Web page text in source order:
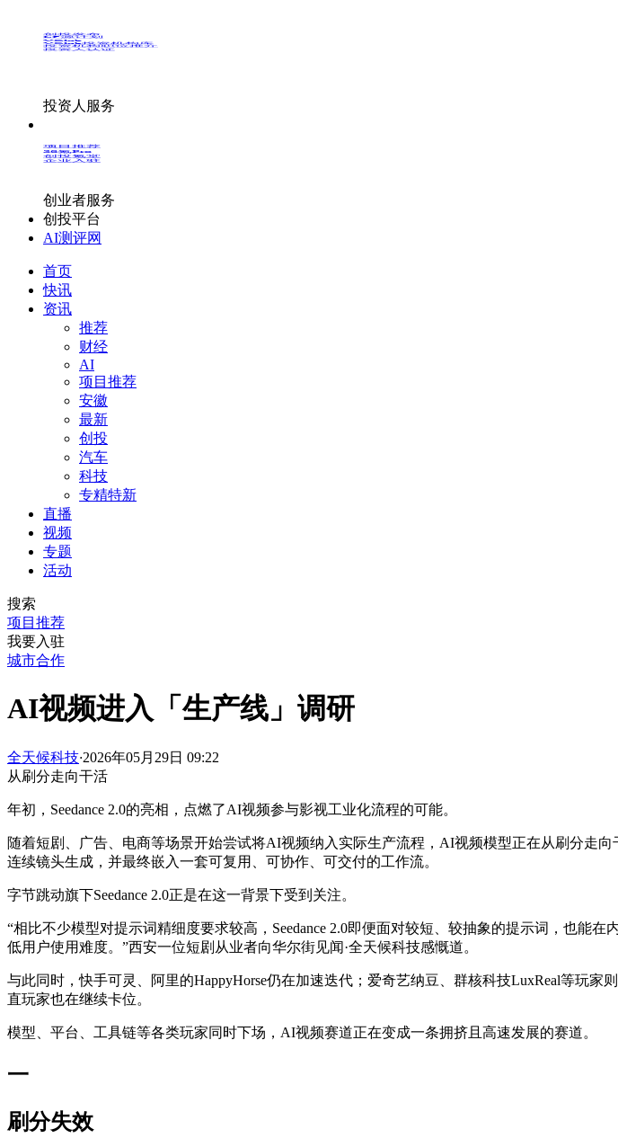
创投发布
LP源计划
VClub
VClub投资机构库
投资机构职位推介
投资人认证
投资人服务
项目推荐
36氪Pro
创投氪堂
企业入驻
创业者服务
创投平台
AI测评网
首页
快讯
资讯
推荐
财经
AI
项目推荐
安徽
最新
创投
汽车
科技
专精特新
直播
视频
专题
活动
搜索
项目推荐
我要入驻
城市合作
AI视频进入「生产线」调研
全天候科技·2026年05月29日 09:22
从刷分走向干活
年初，Seedance 2.0的亮相，点燃了AI视频参与影视工业化流程的可能。
随着短剧、广告、电商等场景开始尝试将AI视频纳入实际生产流程，AI视频模型正在从刷分走
连续镜头生成，并最终嵌入一套可复用、可协作、可交付的工作流。
字节跳动旗下Seedance 2.0正是在这一背景下受到关注。
“相比不少模型对提示词精细度要求较高，Seedance 2.0即便面对较短、较抽象的提示词，也能
低用户使用难度。”西安一位短剧从业者向华尔街见闻·全天候科技感慨道。
与此同时，快手可灵、阿里的HappyHorse仍在加速迭代；爱奇艺纳豆、群核科技LuxReal等玩
直玩家也在继续卡位。
模型、平台、工具链等各类玩家同时下场，AI视频赛道正在变成一条拥挤且高速发展的赛道。
一
刷分失效